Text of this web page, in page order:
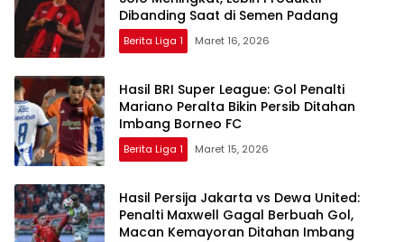
Dibanding Saat di Semen Padang
Berita Liga 1 Maret 16, 2026
Hasil BRI Super League: Gol Penalti
Mariano Peralta Bikin Persib Ditahan
Imbang Borneo FC
Berita Liga 1 Maret 15, 2026
Hasil Persija Jakarta vs Dewa United:
Penalti Maxwell Gagal Berbuah Gol,
Macan Kemayoran Ditahan Imbang